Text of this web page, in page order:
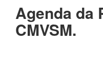
Agenda da
CMVSM.